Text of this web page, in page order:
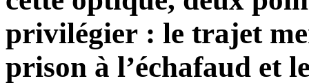
privilégier : le trajet
prison à l’échafaud et